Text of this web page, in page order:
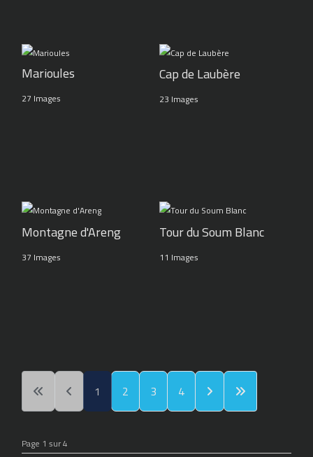
Marioules
27 Images
Cap de Laubère
23 Images
Montagne d'Areng
37 Images
Tour du Soum Blanc
11 Images
1 2 3 4
Page 1 sur 4